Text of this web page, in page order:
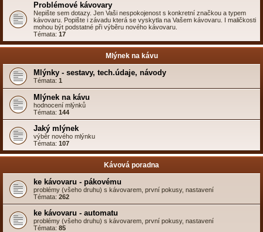
Problémové kávovary
Nepište sem dotazy. Jen Vaši nespokojenost s konkretní značkou a typem
kávovaru. Popište i závadu která se vyskytla na Vašem kávovaru. I maličkosti
mohou být podstatné při výběru nového kávovaru.
Témata: 17
Mlýnek na kávu
Mlýnky - sestavy, tech.údaje, návody
Témata: 1
Mlýnek na kávu
hodnocení mlýnků
Témata: 144
Jaký mlýnek
výběr nového mlýnku
Témata: 107
Kávová poradna
ke kávovaru - pákovému
problémy (všeho druhu) s kávovarem, první pokusy, nastavení
Témata: 262
ke kávovaru - automatu
problémy (všeho druhu) s kávovarem, první pokusy, nastavení
Témata: 85